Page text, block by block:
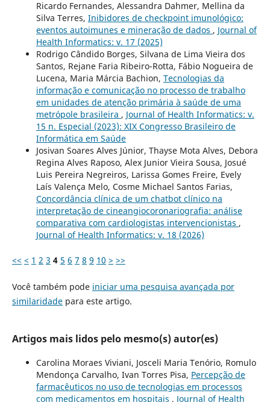
Ricardo Fernandes, Alessandra Dahmer, Mellina da
Silva Terres, Inibidores de checkpoint imunológico:
eventos autoimunes e mineração de dados , Journal of
Health Informatics: v. 17 (2025)
Rodrigo Cândido Borges, Silvana de Lima Vieira dos
Santos, Rejane Faria Ribeiro-Rotta, Fábio Nogueira de
Lucena, Maria Márcia Bachion, Tecnologias da
informação e comunicação no processo de trabalho
em unidades de atenção primária à saúde de uma
metrópole brasileira , Journal of Health Informatics: v.
15 n. Especial (2023): XIX Congresso Brasileiro de
Informática em Saúde
Josivan Soares Alves Júnior, Thayse Mota Alves, Debora
Regina Alves Raposo, Alex Junior Vieira Sousa, Josué
Luis Pereira Negreiros, Larissa Gomes Freire, Evely
Laís Valença Melo, Cosme Michael Santos Farias,
Concordância clínica de um chatbot clínico na
interpretação de cineangiocoronariografia: análise
comparativa com cardiologistas intervencionistas ,
Journal of Health Informatics: v. 18 (2026)
<< < 1 2 3 4 5 6 7 8 9 10 > >>
Você também pode iniciar uma pesquisa avançada por
similaridadepara este artigo.
Artigos mais lidos pelo mesmo(s) autor(es)
Carolina Moraes Viviani, Josceli Maria Tenório, Romulo
Mendonça Carvalho, Ivan Torres Pisa, Percepção de
farmacêuticos no uso de tecnologias em processos
com medicamentos em hospitais , Journal of Health